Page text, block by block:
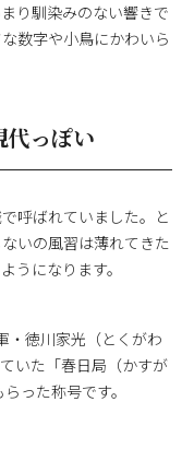
り馴染みのない響きで
数字や小鳥にかわいら
代っぽい
呼ばれていました。と
いの風習は薄れてきた
うになります。
・徳川家光（とくがわ
いた「春日局（かすが
った称号です。